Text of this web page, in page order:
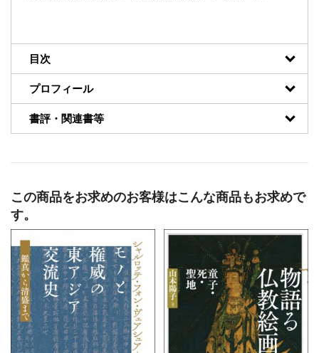
目次
プロフィール
書評・関連書等
この商品をお求めのお客様はこんな商品もお求めで
す。